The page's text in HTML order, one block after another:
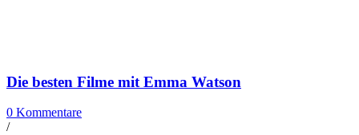
Die besten Filme mit Emma Watson
0 Kommentare
/